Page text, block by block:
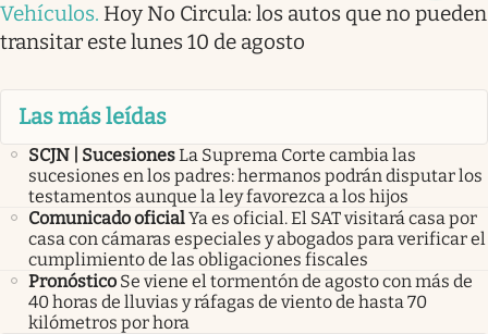
Vehículos. Hoy No Circula: los autos que no pueden
transitar este lunes 10 de agosto
Las más leídas
SCJN | SucesionesLa Suprema Corte cambia las
sucesiones en los padres: hermanos podrán disputar los
testamentos aunque la ley favorezca a los hijos
Comunicado oficialYa es oficial. El SAT visitará casa por
casa con cámaras especiales y abogados para verificar el
cumplimiento de las obligaciones fiscales
Pronóstico Se viene el tormentón de agosto con más de
40 horas de lluvias y ráfagas de viento de hasta 70
kilómetros por hora